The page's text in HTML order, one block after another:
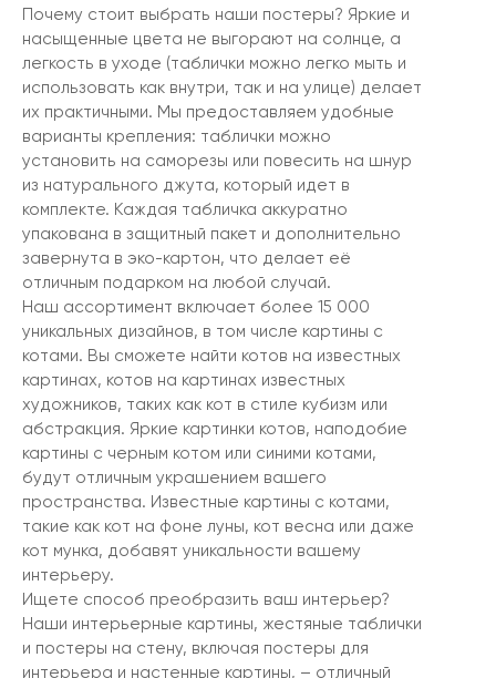
Почему стоит выбрать наши постеры? Яркие и
насыщенные цвета не выгорают на солнце, а
легкость в уходе (таблички можно легко мыть и
использовать как внутри, так и на улице) делает
их практичными. Мы предоставляем удобные
варианты крепления: таблички можно
установить на саморезы или повесить на шнур
из натурального джута, который идет в
комплекте. Каждая табличка аккуратно
упакована в защитный пакет и дополнительно
завернута в эко-картон, что делает её
отличным подарком на любой случай.
Наш ассортимент включает более 15 000
уникальных дизайнов, в том числе картины с
котами. Вы сможете найти котов на известных
картинах, котов на картинах известных
художников, таких как кот в стиле кубизм или
абстракция. Яркие картинки котов, наподобие
картины с черным котом или синими котами,
будут отличным украшением вашего
пространства. Известные картины с котами,
такие как кот на фоне луны, кот весна или даже
кот мунка, добавят уникальности вашему
интерьеру.
Ищете способ преобразить ваш интерьер?
Наши интерьерные картины, жестяные таблички
и постеры на стену, включая постеры для
интерьера и настенные картины, – отличный